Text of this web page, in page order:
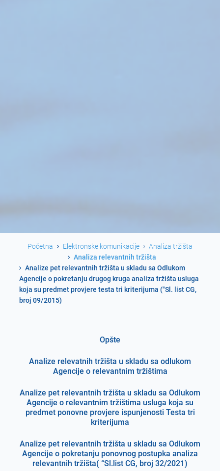
Početna Elektronske komunikacije
Analiza tržišta
Analiza relevantnih tržišta
Analize pet relevantnih tržišta u skladu sa Odlukom
Agencije o pokretanju drugog kruga analiza tržišta usluga
koja su predmet provjere testa tri kriterijuma ("Sl. list CG,
broj 09/2015)
Opšte
Analize relevatnih tržišta u skladu sa odlukom
Agencije o relevantnim tržištima
Analize pet relevantnih tržišta u skladu sa Odlukom
Agencije o relevantnim tržištima usluga koja su
predmet ponovne provjere ispunjenosti Testa tri
kriterijuma
Analize pet relevantnih tržišta u skladu sa Odlukom
Agencije o pokretanju ponovnog postupka analiza
relevantnih tržišta( “Sl.list CG, broj 32/2021)